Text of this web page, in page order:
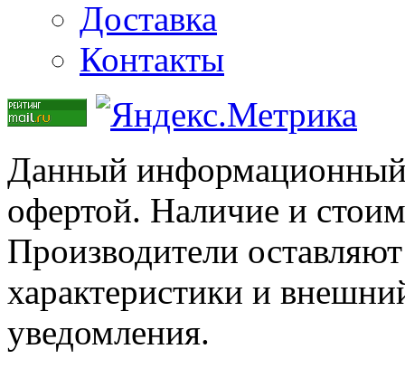
Доставка
Контакты
Данный информационный
офертой. Наличие и
Производители
характеристики и
уведомления.